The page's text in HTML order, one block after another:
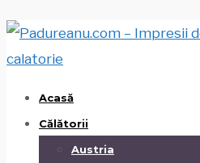
Acasă
Călătorii
Austria